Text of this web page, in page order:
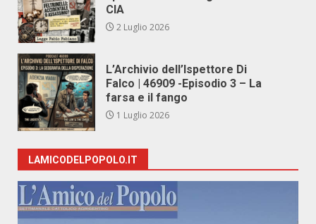
CIA
2 Luglio 2026
L’Archivio dell’Ispettore Di
Falco | 46909 -Episodio 3 – La
farsa e il fango
1 Luglio 2026
LAMICODELPOPOLO.IT